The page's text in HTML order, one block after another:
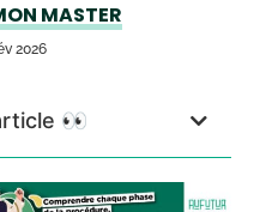
MASTER
2026
👀